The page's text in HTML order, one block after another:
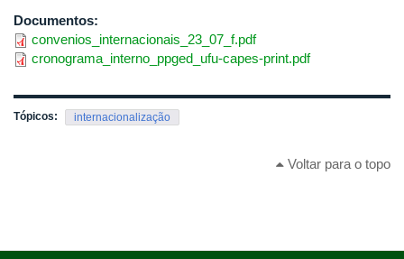
Documentos:
convenios_internacionais_23_07_f.pdf
cronograma_interno_ppged_ufu-capes-print.pdf
Tópicos: internacionalização
Voltar para o topo